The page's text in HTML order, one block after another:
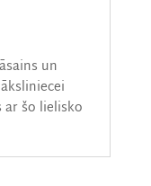
un
ar šo lielisko